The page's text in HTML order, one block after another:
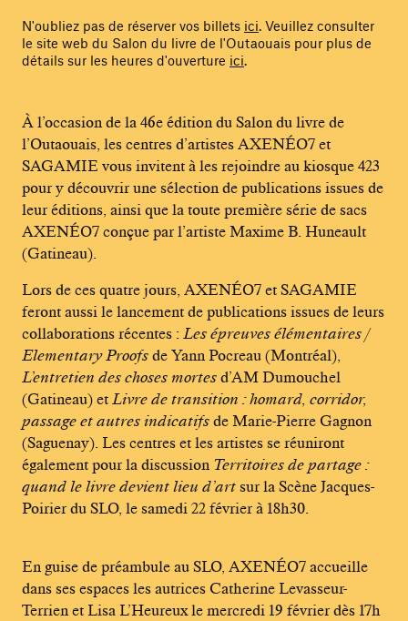
N'oubliez pas de réserver vos billets ici . Veuillez consulter
le site web du Salon du livre de l'Outaouais pour plus de
détails sur les heures d'ouverture ici
À l’occasion de la 46e édition du Salon du livre de
l’Outaouais, les centres d’artistes AXENÉO7 et
SAGAMIE vous invitent à les rejoindre au kiosque 423
pour y découvrir une sélection de publications issues de
leur éditions, ainsi que la toute première série de sacs
AXENÉO7 conçue par l’artiste Maxime B. Huneault
(Gatineau).
Lors de ces quatre jours, AXENÉO7 et SAGAMIE
feront aussi le lancement de publications issues de leurs
collaborations récentes : Les épreuves élémentaires /
Elementary Proofs de Yann Pocreau (Montréal),
L’entretien des choses mortes d’AM Dumouchel
(Gatineau) et Livre de transition : homard, corridor,
passage et autres indicatifs de Marie-Pierre Gagnon
(Saguenay). Les centres et les artistes se réuniront
également pour la discussion Territoires de partage :
quand le livre devient lieu d’art sur la Scène Jacques-
Poirier du SLO, le samedi 22 février à 18h30.
En guise de préambule au SLO, AXENÉO7 accueille
dans ses espaces les autrices Catherine Levasseur-
Terrien et Lisa L’Heureux le mercredi 19 février dès 17h